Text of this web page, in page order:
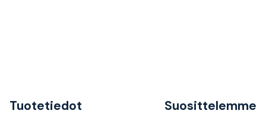
Tuotetiedot Suosittelemme